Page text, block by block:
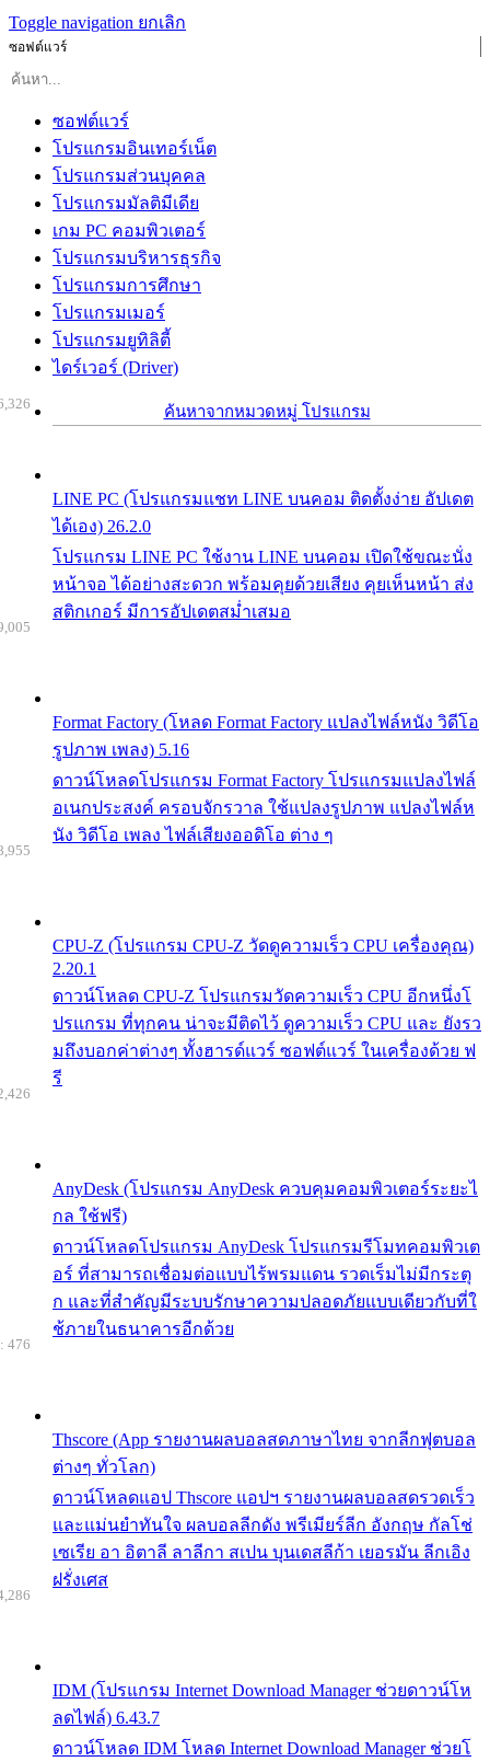
Toggle navigation ยกเลิก
ซอฟต์แวร์
ซอฟต์แวร์
โปรแกรมอินเทอร์เน็ต
โปรแกรมส่วนบุคคล
โปรแกรมมัลติมีเดีย
เกม PC คอมพิวเตอร์
โปรแกรมบริหารธุรกิจ
โปรแกรมการศึกษา
โปรแกรมเมอร์
โปรแกรมยูทิลิตี้
ไดร์เวอร์ (Driver)
ค้นหาจากหมวดหมู่ โปรแกรม
LINE PC (โปรแกรมแชท LINE บนคอม ติดตั้งง่าย อัปเดต
ได้เอง) 26.2.0
โปรแกรม LINE PC ใช้งาน LINE บนคอม เปิดใช้ขณะนั่ง
หน้าจอ ได้อย่างสะดวก พร้อมคุยด้วยเสียง คุยเห็นหน้า ส่ง
สติกเกอร์ มีการอัปเดตสม่ำเสมอ
Format Factory (โหลด Format Factory แปลงไฟล์หนัง วิดีโอ
รูปภาพ เพลง) 5.16
ดาวน์โหลดโปรแกรม Format Factory โปรแกรมแปลงไฟล์
อเนกประสงค์ ครอบจักรวาล ใช้แปลงรูปภาพ แปลงไฟล์ห
นัง วิดีโอ เพลง ไฟล์เสียงออดิโอ ต่าง ๆ
CPU-Z (โปรแกรม CPU-Z วัดดูความเร็ว CPU เครื่องคุณ)
2.20.1
ดาวน์โหลด CPU-Z โปรแกรมวัดความเร็ว CPU อีกหนึ่งโ
ปรแกรม ที่ทุกคน น่าจะมีติดไว้ ดูความเร็ว CPU และ ยังรว
มถึงบอกค่าต่างๆ ทั้งฮารด์แวร์ ซอฟต์แวร์ ในเครื่องด้วย ฟ
รี
AnyDesk (โปรแกรม AnyDesk ควบคุมคอมพิวเตอร์ระยะไ
กล ใช้ฟรี)
ดาวน์โหลดโปรแกรม AnyDesk โปรแกรมรีโมทคอมพิวเต
อร์ ที่สามารถเชื่อมต่อแบบไร้พรมแดน รวดเร็มไม่มีกระตุ
ก และที่สำคัญมีระบบรักษาความปลอดภัยแบบเดียวกับที่ใ
ช้ภายในธนาคารอีกด้วย
Thscore (App รายงานผลบอลสดภาษาไทย จากลีกฟุตบอล
ต่างๆ ทั่วโลก)
ดาวน์โหลดแอป Thscore แอปฯ รายงานผลบอลสดรวดเร็ว
และแม่นยำทันใจ ผลบอลลีกดัง พรีเมียร์ลีก อังกฤษ กัลโช่
เซเรีย อา อิตาลี ลาลีกา สเปน บุนเดสลีก้า เยอรมัน ลีกเอิง
ฝรั่งเศส
476
IDM (โปรแกรม Internet Download Manager ช่วยดาวน์โห
ลดไฟล์) 6.43.7
ดาวน์โหลด IDM โหลด Internet Download Manager ช่วยโ